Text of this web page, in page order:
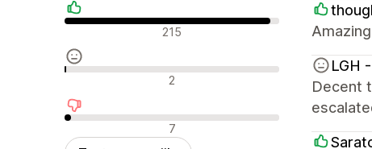
Recenzii pozitive215
Recenzii neutre 2
Recenzii negative7
LGH
Decent